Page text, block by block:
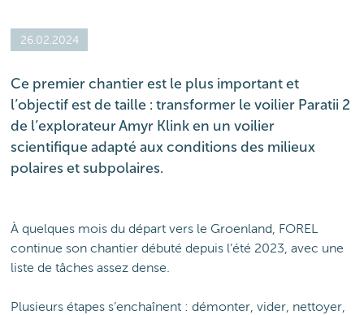
26.02.2024
Ce premier chantier est le plus important et
l’objectif est de taille : transformer le voilier Paratii 2
de l’explorateur Amyr Klink en un voilier
scientifique adapté aux conditions des milieux
polaires et subpolaires.
À quelques mois du départ vers le Groenland, FOREL
continue son chantier débuté depuis l’été 2023, avec une
liste de tâches assez dense.
Plusieurs étapes s’enchaînent : démonter, vider, nettoyer,